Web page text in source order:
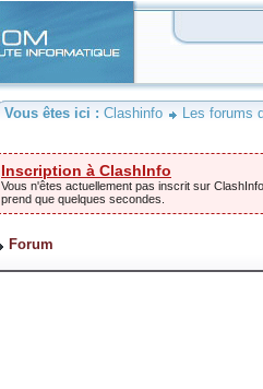
Vous êtes ici : Clashinfo Les forums
Inscription à ClashInfo
Vous n'êtes actuellement pas inscrit sur
prend que quelques secondes.
Forum